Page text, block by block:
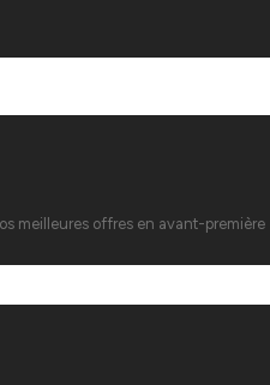
meilleures offres en avant-première